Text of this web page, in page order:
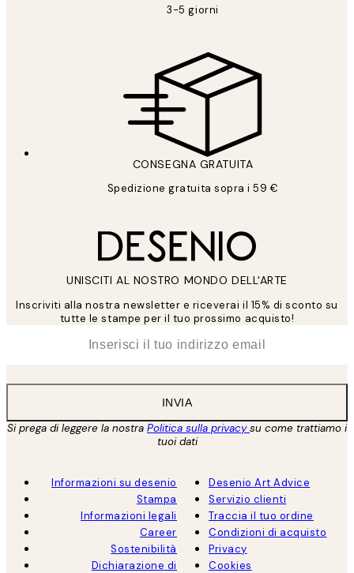
3-5 giorni
CONSEGNA GRATUITA
Spedizione gratuita sopra i 59 €
UNISCITI AL NOSTRO MONDO DELL'ARTE
Inscriviti alla nostra newsletter e riceverai il 15% di sconto su
tutte le stampe per il tuo prossimo acquisto!
INVIA
Si prega di leggere la nostra Politica sulla privacysu come trattiamo i
tuoi dati
Informazioni su desenio
Stampa
Informazioni legali
Career
Sostenibilità
Dichiarazione di
Desenio Art Advice
Servizio clienti
Traccia il tuo ordine
Condizioni di acquisto
Privacy
Cookies